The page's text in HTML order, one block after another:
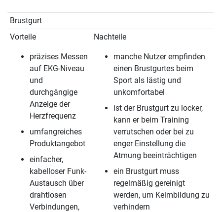
Brustgurt
Vorteile
präzises Messen
auf EKG-Niveau
und
durchgängige
Anzeige der
Herzfrequenz
umfangreiches
Produktangebot
einfacher,
kabelloser Funk-
Austausch über
drahtlosen
Verbindungen,
Nachteile
manche Nutzer empfinden
einen Brustgurtes beim
Sport als lästig und
unkomfortabel
ist der Brustgurt zu locker,
kann er beim Training
verrutschen oder bei zu
enger Einstellung die
Atmung beeinträchtigen
ein Brustgurt muss
regelmäßig gereinigt
werden, um Keimbildung zu
verhindern